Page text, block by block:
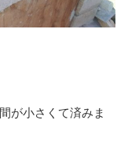
が小さくて済みま